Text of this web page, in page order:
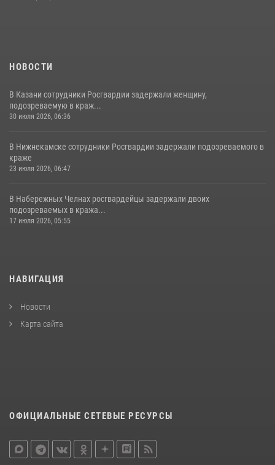
НОВОСТИ
В Казани сотрудники Росгвардии задержали женщину,
подозреваемую в краж...
30 июля 2026, 06:36
В Нижнекамске сотрудники Росгвардии задержали подозреваемого в
краже
23 июля 2026, 06:47
В Набережных Челнах росгвардейцы задержали двоих
подозреваемых в кража...
17 июля 2026, 05:55
НАВИГАЦИЯ
Новости
Карта сайта
ОФИЦИАЛЬНЫЕ СЕТЕВЫЕ РЕСУРСЫ